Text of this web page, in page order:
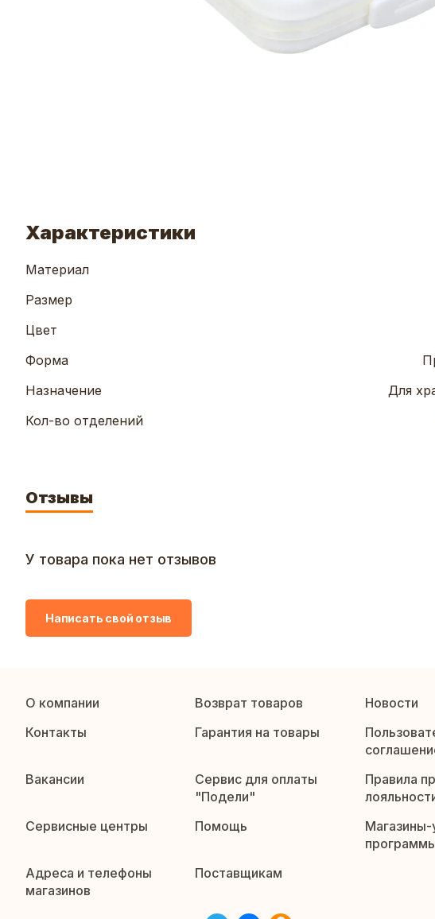
Характеристики
Материал
Размер
Цвет
Форма
Назначение
Для
Кол-во отделений
Отзывы
У товара пока нет отзывов
Написать свой отзыв
О компании Возврат товаров
Новости
Контакты
Гарантия на товары
Вакансии
Сервис для оплаты
"Подели"
Правила
Сервисные центры
Помощь
Магазины-
Адреса и телефоны
магазинов
Поставщикам